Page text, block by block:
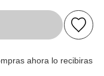
ahora lo recibiras